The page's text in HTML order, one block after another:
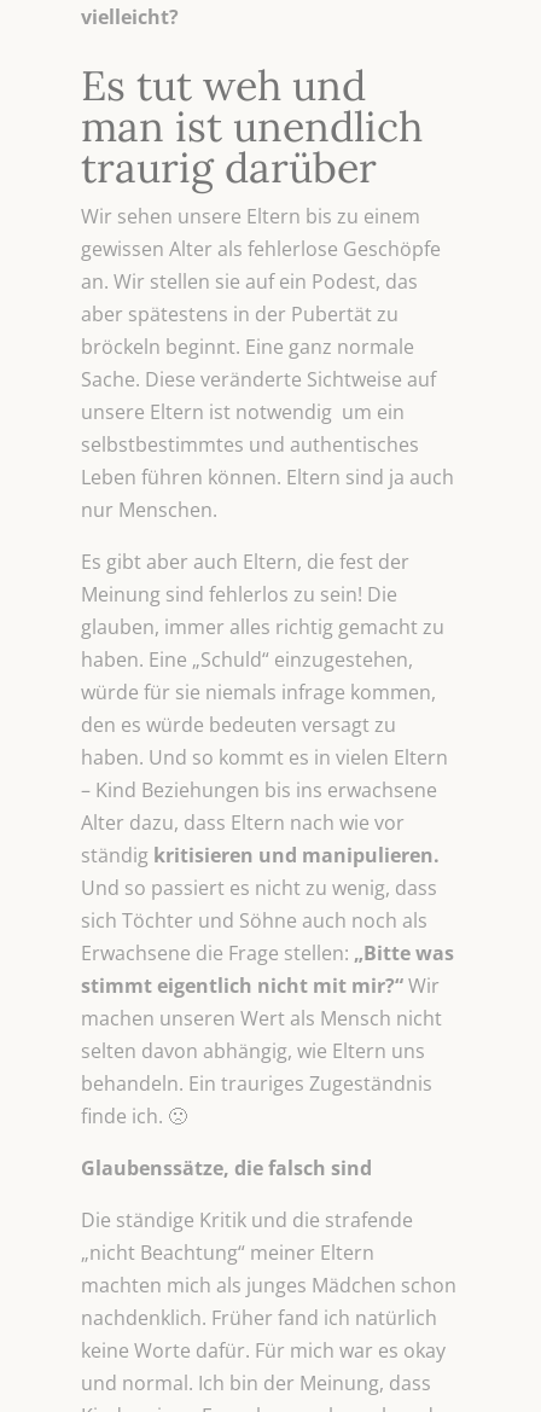
vielleicht?
Es tut weh und
man ist unendlich
traurig darüber
Wir sehen unsere Eltern bis zu einem
gewissen Alter als fehlerlose Geschöpfe
an. Wir stellen sie auf ein Podest, das
aber spätestens in der Pubertät zu
bröckeln beginnt. Eine ganz normale
Sache. Diese veränderte Sichtweise auf
unsere Eltern ist notwendig um ein
selbstbestimmtes und authentisches
Leben führen können. Eltern sind ja auch
nur Menschen.
Es gibt aber auch Eltern, die fest der
Meinung sind fehlerlos zu sein! Die
glauben, immer alles richtig gemacht zu
haben. Eine „Schuld“ einzugestehen,
würde für sie niemals infrage kommen,
den es würde bedeuten versagt zu
haben. Und so kommt es in vielen Eltern
– Kind Beziehungen bis ins erwachsene
Alter dazu, dass Eltern nach wie vor
ständig kritisieren und manipulieren.
Und so passiert es nicht zu wenig, dass
sich Töchter und Söhne auch noch als
Erwachsene die Frage stellen: „Bitte was
stimmt eigentlich nicht mit mir?“Wir
machen unseren Wert als Mensch nicht
selten davon abhängig, wie Eltern uns
behandeln. Ein trauriges Zugeständnis
finde ich. 🙁
Glaubenssätze, die falsch sind
Die ständige Kritik und die strafende
„nicht Beachtung“ meiner Eltern
machten mich als junges Mädchen schon
nachdenklich. Früher fand ich natürlich
keine Worte dafür. Für mich war es okay
und normal. Ich bin der Meinung, dass